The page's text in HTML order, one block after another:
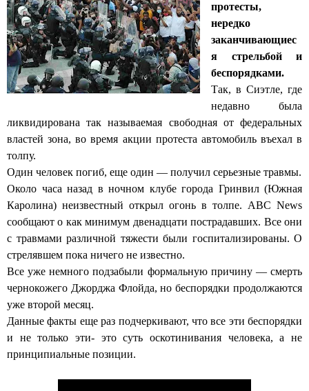
протесты,
нередко
заканчивающиес
я стрельбой и
беспорядками.
Так, в Сиэтле, где
недавно была
ликвидирована так называемая свободная от федеральных
властей зона, во время акции протеста автомобиль въехал в
толпу.
Один человек погиб, еще один — получил серьезные травмы.
Около часа назад в ночном клубе города Гринвил (Южная
Каролина) неизвестный открыл огонь в толпе. ABC News
сообщают о как минимум двенадцати пострадавших. Все они
с травмами различной тяжести были госпитализированы. О
стрелявшем пока ничего не известно.
Все уже немного подзабыли формальную причину — смерть
чернокожего Джорджа Флойда, но беспорядки продолжаются
уже второй месяц.
Данные факты еще раз подчеркивают, что все эти беспорядки
и не только эти- это суть оскотинивания человека, а не
принципиальные позиции.